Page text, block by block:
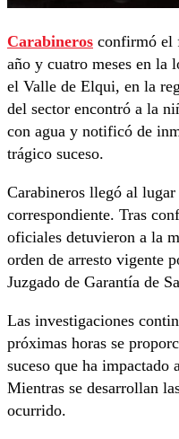
Carabineros confirmó el
año y cuatro meses en la
el Valle de Elqui, en la
del sector encontró a la
con agua y notificó de
trágico suceso.
Carabineros llegó al
correspondiente. Tras
oficiales detuvieron a la
orden de arresto vigente
Juzgado de Garantía de
Las investigaciones
próximas horas se
suceso que ha
Mientras se desarrollan
ocurrido.